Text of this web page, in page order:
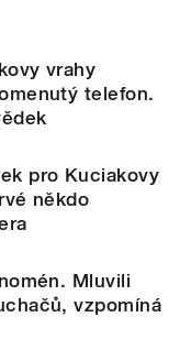
vrahy
telefon.
pro Kuciakovy
někdo
Mluvili
vzpomíná